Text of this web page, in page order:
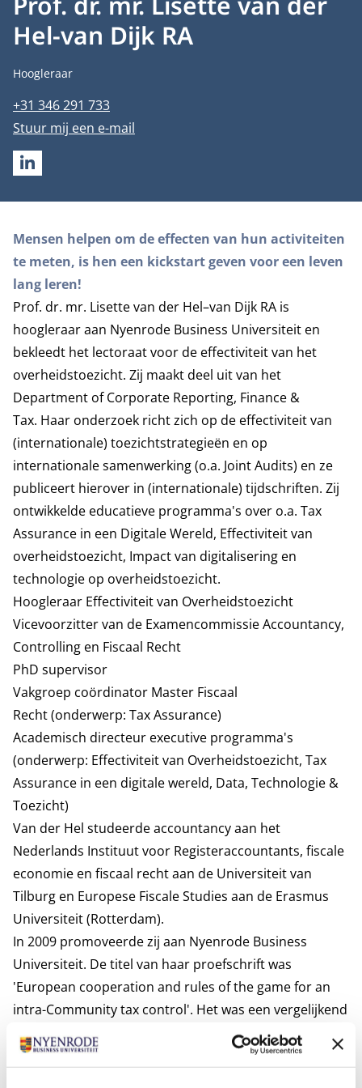
Hel-van Dijk RA
Functietitel
Hoogleraar
Telefoonnummer
+31 346 291 733
E-mailadres
Stuur mij een e-mail
LINKEDIN
Biografie
Mensen helpen om de effecten van hun activiteiten
te meten, is hen een kickstart geven voor een leven
lang leren!
Prof. dr. mr. Lisette van der Hel–van Dijk RA is
hoogleraar aan Nyenrode Business Universiteit en
bekleedt het lectoraat voor de effectiviteit van het
overheidstoezicht. Zij maakt deel uit van het
Department of Corporate Reporting, Finance &
Tax. Haar onderzoek richt zich op de effectiviteit van
(internationale) toezichtstrategieën en op
internationale samenwerking (o.a. Joint Audits) en ze
publiceert hierover in (internationale) tijdschriften. Zij
ontwikkelde educatieve programma's over o.a. Tax
Assurance in een Digitale Wereld, Effectiviteit van
overheidstoezicht, Impact van digitalisering en
technologie op overheidstoezicht.
Hoogleraar Effectiviteit van Overheidstoezicht
Vicevoorzitter van de Examencommissie Accountancy,
Controlling en Fiscaal Recht
PhD supervisor
Vakgroep coördinator Master Fiscaal
Recht (onderwerp: Tax Assurance)
Academisch directeur executive programma's
(onderwerp: Effectiviteit van Overheidstoezicht, Tax
Assurance in een digitale wereld, Data, Technologie &
Toezicht)
Van der Hel studeerde accountancy aan het
Nederlands Instituut voor Registeraccountants, fiscale
economie en fiscaal recht aan de Universiteit van
Tilburg en Europese Fiscale Studies aan de Erasmus
Universiteit (Rotterdam).
In 2009 promoveerde zij aan Nyenrode Business
Universiteit. De titel van haar proefschrift was
'European cooperation and rules of the game for an
intra-Community tax control'. Het was een vergelijkend
onderzoek naar de wet- en regelgeving voor
belastingcontroles in de 27 EU-lidstaten. In 2011 hield